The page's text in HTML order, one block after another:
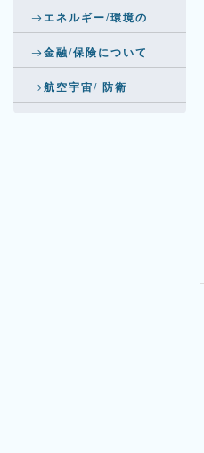
エネルギー/環境の
金融/保険について
航空宇宙/ 防衛